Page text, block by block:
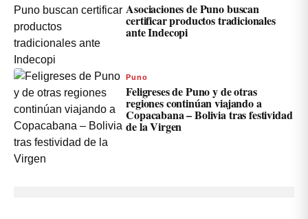
Asociaciones de Puno buscan
certificar productos tradicionales
ante Indecopi
Puno
Feligreses de Puno y de otras
regiones continúan viajando a
Copacabana – Bolivia tras festividad
de la Virgen